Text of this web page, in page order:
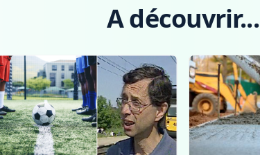
A découvrir...